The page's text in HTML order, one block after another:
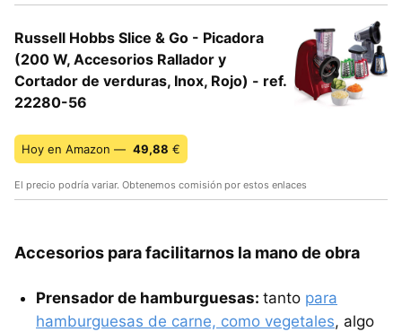
Russell Hobbs Slice & Go - Picadora
(200 W, Accesorios Rallador y
Cortador de verduras, Inox, Rojo) - ref.
22280-56
Hoy en Amazon — 49,88 €
El precio podría variar. Obtenemos comisión por estos enlaces
Accesorios para facilitarnos la mano de obra
Prensador de hamburguesas: tanto para
hamburguesas de carne, como vegetales, algo